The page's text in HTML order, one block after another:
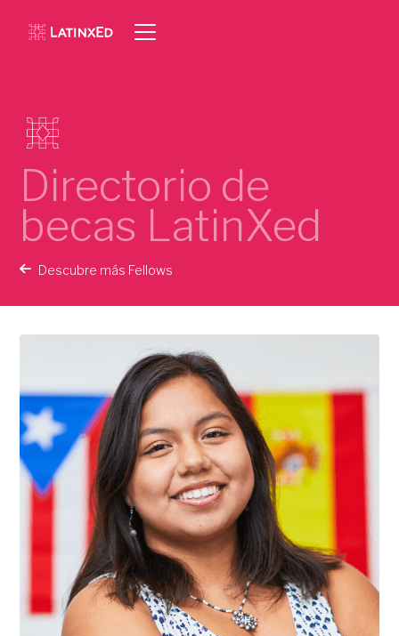
Directorio de
becas LatinXed
Descubre más Fellows